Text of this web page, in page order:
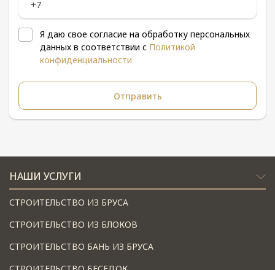
Я даю свое согласие на обработку персональных
данных в соответствии с Политикой
конфиденциальности
НАШИ УСЛУГИ
СТРОИТЕЛЬСТВО ИЗ БРУСА
СТРОИТЕЛЬСТВО ИЗ БЛОКОВ
СТРОИТЕЛЬСТВО БАНЬ ИЗ БРУСА